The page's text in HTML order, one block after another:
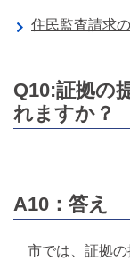
住民監査請求
Q10:証拠の
れますか？
A10：答え
市では、証拠の